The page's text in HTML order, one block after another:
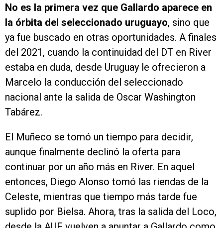
No es la primera vez que Gallardo aparece en
la órbita del seleccionado uruguayo, sino que
ya fue buscado en otras oportunidades. A finales
del 2021, cuando la continuidad del DT en River
estaba en duda, desde Uruguay le ofrecieron a
Marcelo la conducción del seleccionado
nacional ante la salida de Oscar Washington
Tabárez.
El Muñeco se tomó un tiempo para decidir,
aunque finalmente declinó la oferta para
continuar por un año más en River. En aquel
entonces, Diego Alonso tomó las riendas de la
Celeste, mientras que tiempo más tarde fue
suplido por Bielsa. Ahora, tras la salida del Loco,